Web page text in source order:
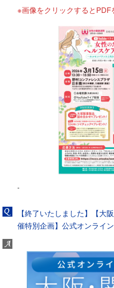
※画像をクリックすると
-
【終了いたしました】【大
催特別企画】公式オンライ